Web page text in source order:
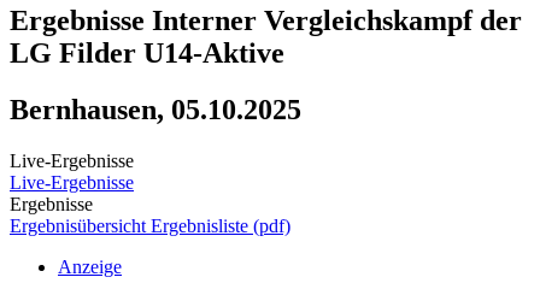
Ergebnisse Interner Vergleichskampf der
LG Filder U14-Aktive
Bernhausen, 05.10.2025
Live-Ergebnisse
Live-Ergebnisse
Ergebnisse
Ergebnisübersicht Ergebnisliste (pdf)
Anzeige